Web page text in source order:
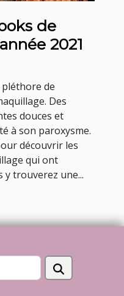
de
2021
pléthore de
Des
douces et
à son paroxysme.
découvrir les
qui ont
y trouverez une...